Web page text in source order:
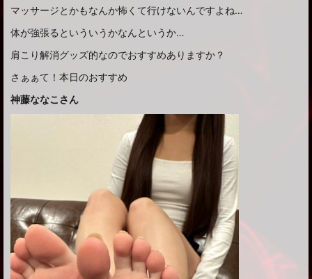
マッサージとかもなんか怖くて行けないんですよね…
体が強張るといういうかなんというか…
肩こり解消グッズ的なのでおすすめありますか？
さぁぁて！本日のおすすめ
神藤ななこさん